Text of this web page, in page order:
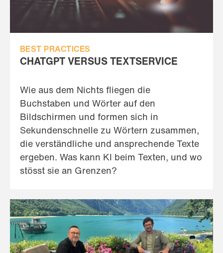
BEST PRACTICES
CHATGPT VERSUS TEXTSERVICE
Wie aus dem Nichts fliegen die
Buchstaben und Wörter auf den
Bildschirmen und formen sich in
Sekundenschnelle zu Wörtern zusammen,
die verständliche und ansprechende Texte
ergeben. Was kann KI beim Texten, und wo
stösst sie an Grenzen?